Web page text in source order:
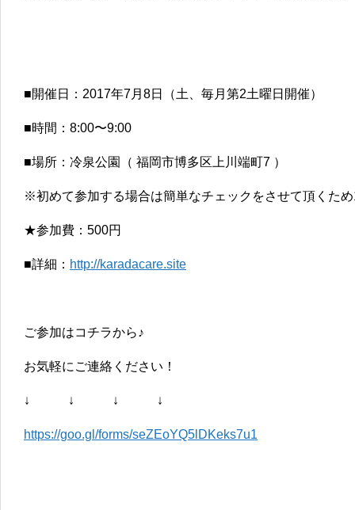
■開催日：2017年7月8日（土、毎月第2土曜日開催）
■時間：8:00〜9:00
■場所：冷泉公園（ 福岡市博多区上川端町7 ）
※初めて参加する場合は簡単なチェックをさせて頂くた
★参加費：500円
■詳細： http://karadacare.site
ご参加はコチラから♪
お気軽にご連絡ください！
↓ ↓ ↓ ↓
https://goo.gl/forms/seZEoYQ5lDKeks7u1